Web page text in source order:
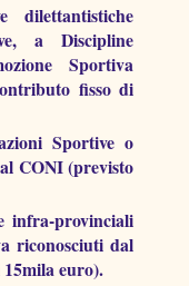
dilettantistiche
a Discipline
Sportiva
fisso di
Sportive o
CONI (previsto
infra-provinciali
riconosciuti dal
euro).